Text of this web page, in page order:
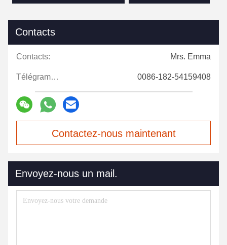
Contacts
Contacts: Mrs. Emma
Télégramme: 0086-182-54159408
Contactez-nous maintenant
Envoyez-nous un mail.